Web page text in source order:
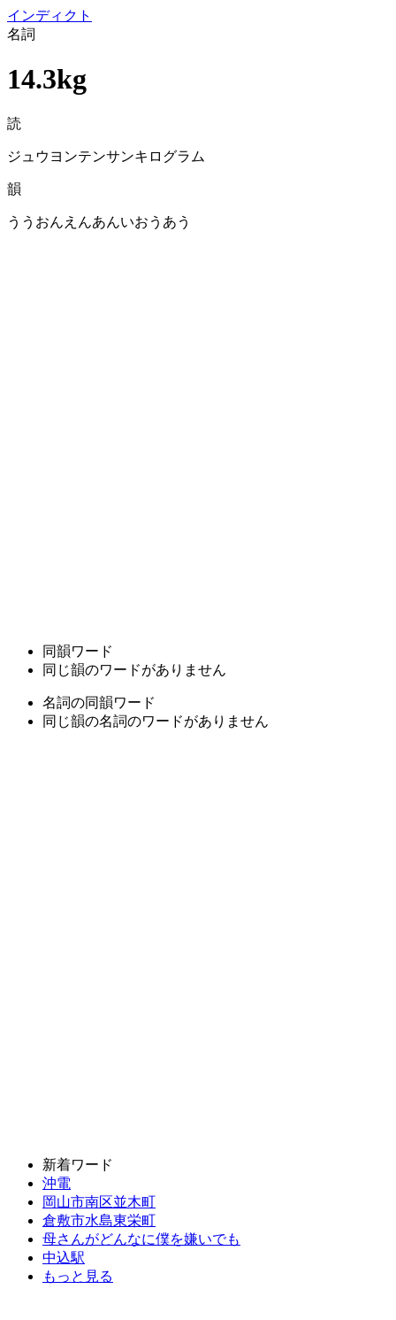
インディクト
名詞
14.3kg
読
ジュウヨンテンサンキログラム
韻
ううおんえんあんいおうあう
同韻ワード
同じ韻のワードがありません
名詞の同韻ワード
同じ韻の名詞のワードがありません
新着ワード
沖電
岡山市南区並木町
倉敷市水島東栄町
母さんがどんなに僕を嫌いでも
中込駅
もっと見る